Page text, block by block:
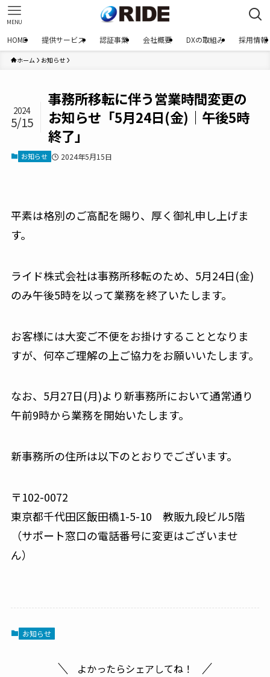
MENU
HOME 提供サービス 認証事業 会社概要 DXの取組み 採用情報
ホーム お知らせ
事務所移転に伴う営業時間変更の
お知らせ「5月24日(金)｜午後5時
終了」
2024
5/15
お知らせ 2024年5月15日
平素は格別のご高配を賜り、厚く御礼申し上げま
す。
ライド株式会社は事務所移転のため、5月24日(金)
のみ午後5時を以って業務を終了いたします。
お客様には大変ご不便をお掛けすることとなりま
すが、何卒ご理解の上ご協力をお願いいたします。
なお、5月27日(月)より新事務所において通常通り
午前9時から業務を開始いたします。
新事務所の住所は以下のとおりでございます。
〒102-0072
東京都千代田区飯田橋1-5-10 教販九段ビル5階
（サポート窓口の電話番号に変更はございませ
ん）
お知らせ
よかったらシェアしてね！